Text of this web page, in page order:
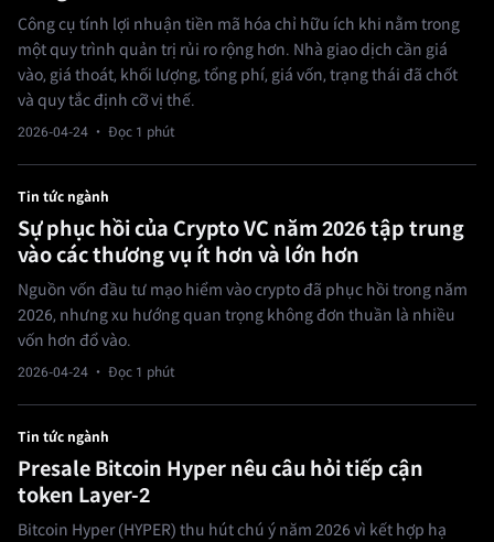
Công cụ tính lợi nhuận tiền mã hóa chỉ hữu ích khi nằm trong
một quy trình quản trị rủi ro rộng hơn. Nhà giao dịch cần giá
vào, giá thoát, khối lượng, tổng phí, giá vốn, trạng thái đã chốt
và quy tắc định cỡ vị thế.
2026-04-24 · Đọc 1 phút
Tin tức ngành
Sự phục hồi của Crypto VC năm 2026 tập trung
vào các thương vụ ít hơn và lớn hơn
Nguồn vốn đầu tư mạo hiểm vào crypto đã phục hồi trong năm
2026, nhưng xu hướng quan trọng không đơn thuần là nhiều
vốn hơn đổ vào.
2026-04-24 · Đọc 1 phút
Tin tức ngành
Presale Bitcoin Hyper nêu câu hỏi tiếp cận
token Layer-2
Bitcoin Hyper (HYPER) thu hút chú ý năm 2026 vì kết hợp hạ